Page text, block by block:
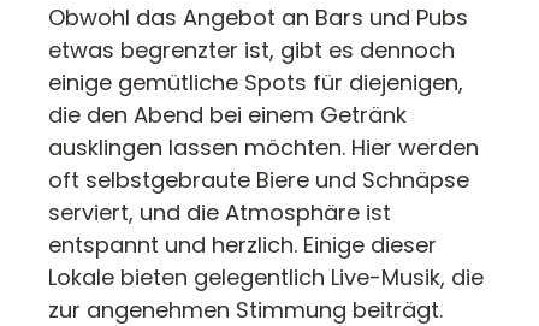
Obwohl das Angebot an Bars und Pubs
etwas begrenzter ist, gibt es dennoch
einige gemütliche Spots für diejenigen,
die den Abend bei einem Getränk
ausklingen lassen möchten. Hier werden
oft selbstgebraute Biere und Schnäpse
serviert, und die Atmosphäre ist
entspannt und herzlich. Einige dieser
Lokale bieten gelegentlich Live-Musik, die
zur angenehmen Stimmung beiträgt.